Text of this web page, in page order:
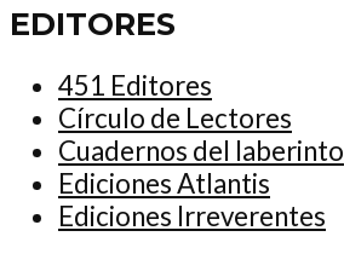
EDITORES
451 Editores
Círculo de Lectores
Cuadernos del laberinto
Ediciones Atlantis
Ediciones Irreverentes